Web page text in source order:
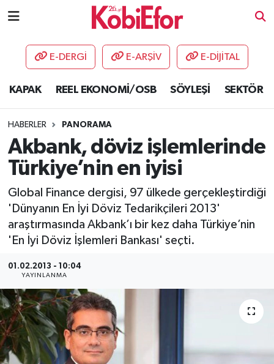
E-DERGİ E-ARŞİV E-DİJİTAL
KAPAK REEL EKONOMİ/OSB SÖYLEŞİ SEKTÖR
HABERLER PANORAMA
Akbank, döviz işlemlerinde
Türkiye’nin en iyisi
Global Finance dergisi, 97 ülkede gerçekleştirdiği
'Dünyanın En İyi Döviz Tedarikçileri 2013'
araştırmasında Akbank’ı bir kez daha Türkiye’nin
'En İyi Döviz İşlemleri Bankası' seçti.
01.02.2013 - 10:04
YAYINLANMA
AKADEMİ
DESTEK-TEŞVİK
ETKİNLİK
GÜNCEL
HABERLER
KAPAK
OSB
SEKTÖR
ŞİRKET PANO
SÖYLEŞİ